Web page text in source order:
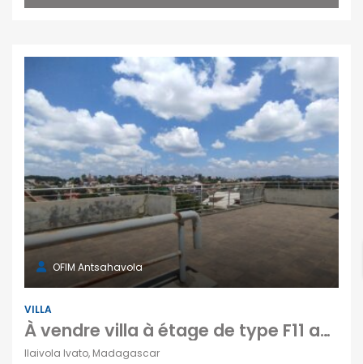
OFIM Antsahavola
VILLA
À vendre villa à étage de type F11 avec piscine en cours de finition située à Ilaivola Ivato Antananarivo
Ilaivola Ivato, Madagascar